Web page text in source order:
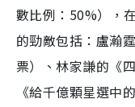
數比例：50%），
的勁敵包括：盧瀚
票）、林家謙的《
《給千億顆星選中